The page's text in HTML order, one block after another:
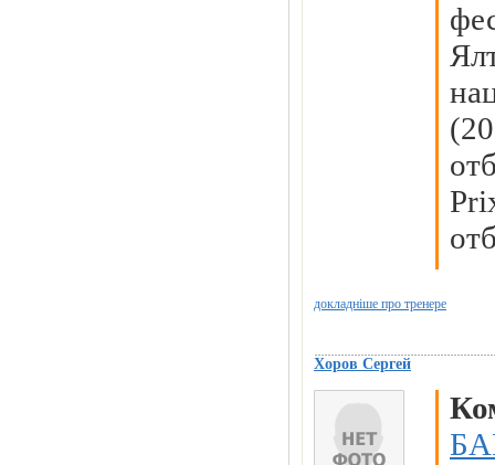
докладніше про тренере
Хоров Сергей